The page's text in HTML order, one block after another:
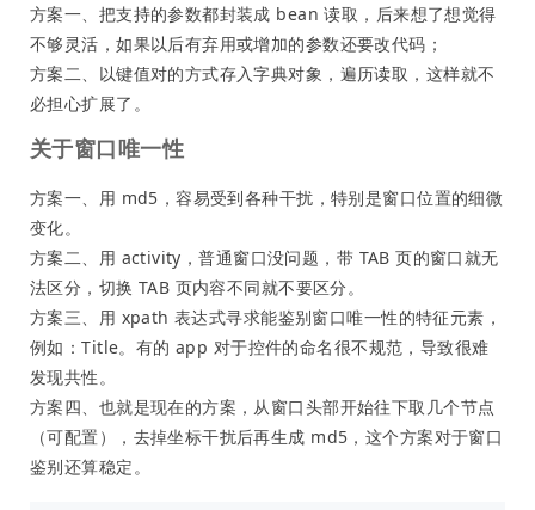
方案一、把支持的参数都封装成 bean 读取，后来想了想觉得
不够灵活，如果以后有弃用或增加的参数还要改代码；
方案二、以键值对的方式存入字典对象，遍历读取，这样就不
必担心扩展了。
关于窗口唯一性
方案一、用 md5，容易受到各种干扰，特别是窗口位置的细微
变化。
方案二、用 activity，普通窗口没问题，带 TAB 页的窗口就无
法区分，切换 TAB 页内容不同就不要区分。
方案三、用 xpath 表达式寻求能鉴别窗口唯一性的特征元素，
例如：Title。有的 app 对于控件的命名很不规范，导致很难
发现共性。
方案四、也就是现在的方案，从窗口头部开始往下取几个节点
（可配置），去掉坐标干扰后再生成 md5，这个方案对于窗口
鉴别还算稳定。